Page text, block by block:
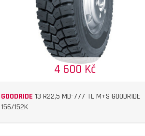
4 600 Kč
GOODRIDE 13 R22,5 MD-777 TL M+S GOODRIDE
156/152K